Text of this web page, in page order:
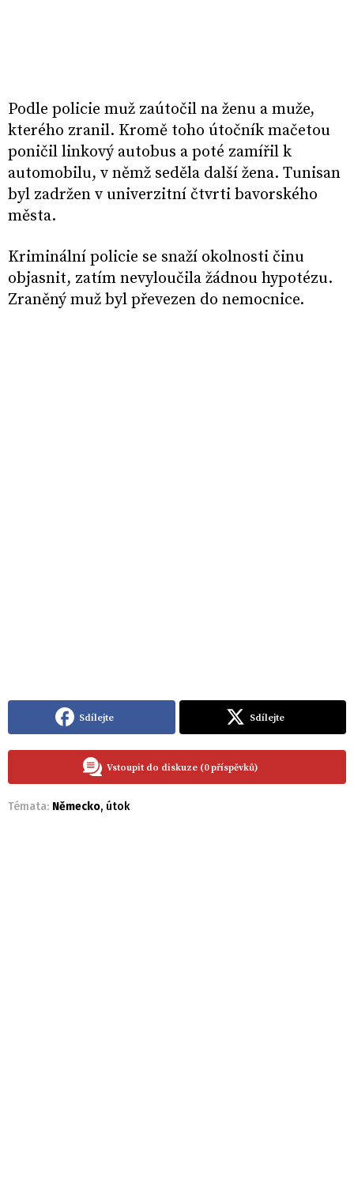
Podle policie muž zaútočil na ženu a muže,
kterého zranil. Kromě toho útočník mačetou
poničil linkový autobus a poté zamířil k
automobilu, v němž seděla další žena. Tunisan
byl zadržen v univerzitní čtvrti bavorského
města.
Kriminální policie se snaží okolnosti činu
objasnit, zatím nevyloučila žádnou hypotézu.
Zraněný muž byl převezen do nemocnice.
Sdílejte Sdílejte
Vstoupit do diskuze (0 příspěvků)
Témata: Německo, útok